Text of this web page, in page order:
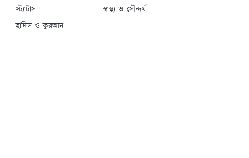
স্ট্যাটাস
স্বাস্থ্য ও সৌন্দর্য
হাদিস ও কুরআন